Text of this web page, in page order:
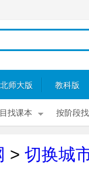
北师大版 教科版
找课本 按阶段
> 切换城